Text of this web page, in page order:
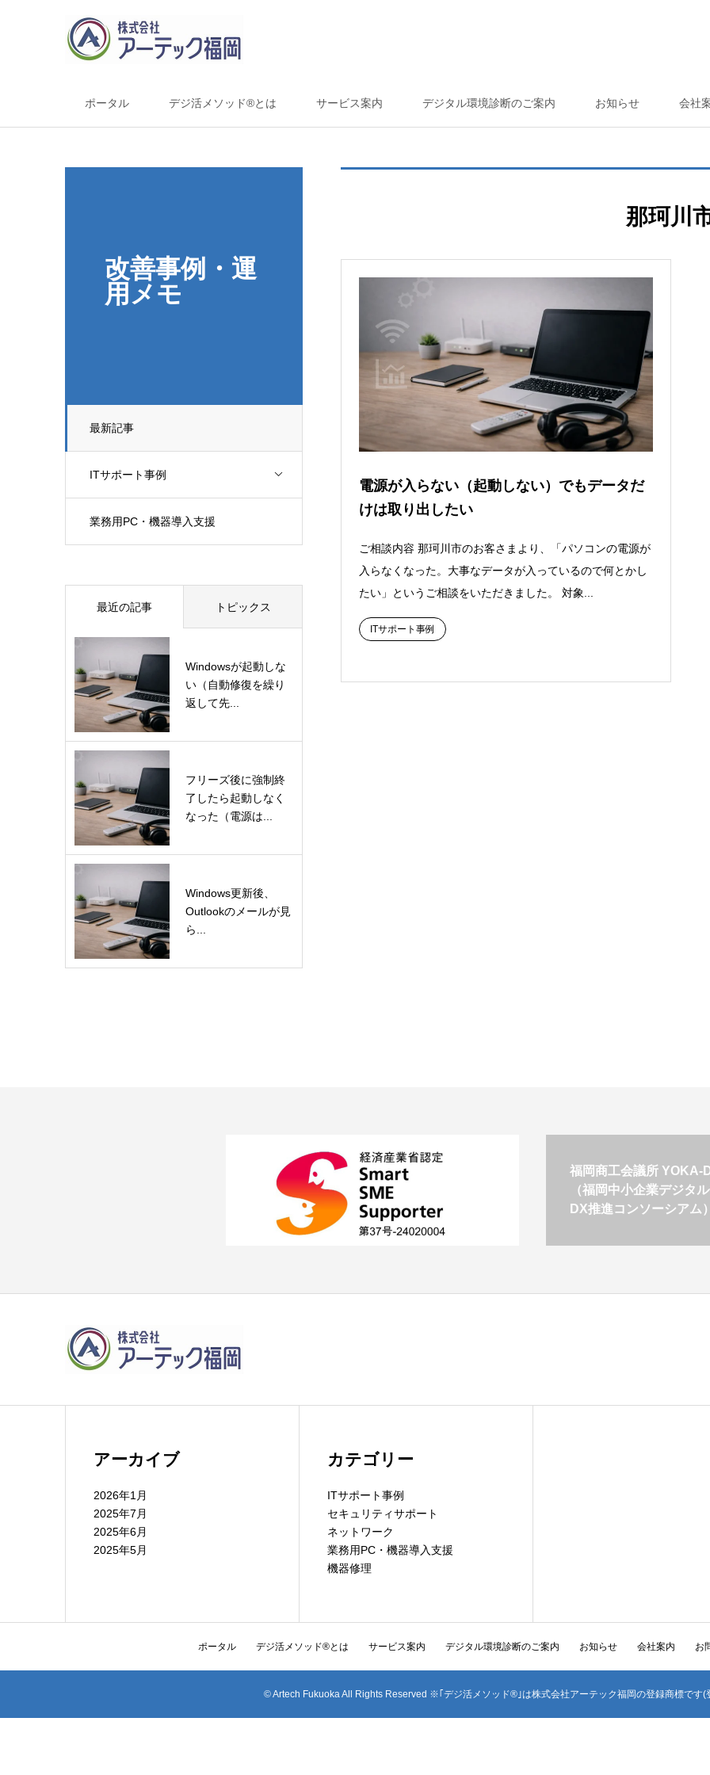
ポータル デジ活メソッド®とは サービス案内 デジタル環境診断のご案内 お知らせ 会社
改善事例・運
用メモ
最新記事
ITサポート事例
業務用PC・機器導入支援
那珂川
電源が入らない（起動しない）でもデータだ
けは取り出したい
ご相談内容 那珂川市のお客さまより、「パソコンの電源が
入らなくなった。大事なデータが入っているので何とかし
たい」というご相談をいただきました。 対象...
ITサポート事例
最近の記事 トピックス
Windowsが起動しな
い（自動修復を繰り
返して先...
フリーズ後に強制終
了したら起動しなく
なった（電源は...
Windows更新後、
Outlookのメールが見
ら...
福岡商工会議所 YOKA-
（福岡中小企業デジタル
DX推進コンソーシアム）
アーカイブ
2026年1月
2025年7月
2025年6月
2025年5月
カテゴリー
ITサポート事例
セキュリティサポート
ネットワーク
業務用PC・機器導入支援
機器修理
ポータル デジ活メソッド®とは サービス案内 デジタル環境診断のご案内 お知らせ 会社案内 お
© Artech Fukuoka All Rights Reserved ※｢デジ活メソッド®｣は株式会社アーテック福岡の登録商標です(